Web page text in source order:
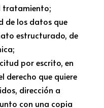
tratamiento;
de los datos que
estructurado, de
por escrito, en
derecho que quiere
dirección a
con una copia